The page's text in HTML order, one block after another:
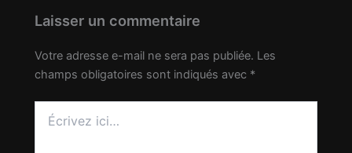
Laisser un commentaire
Votre adresse e-mail ne sera pas publiée. Les
champs obligatoires sont indiqués avec *
ici…